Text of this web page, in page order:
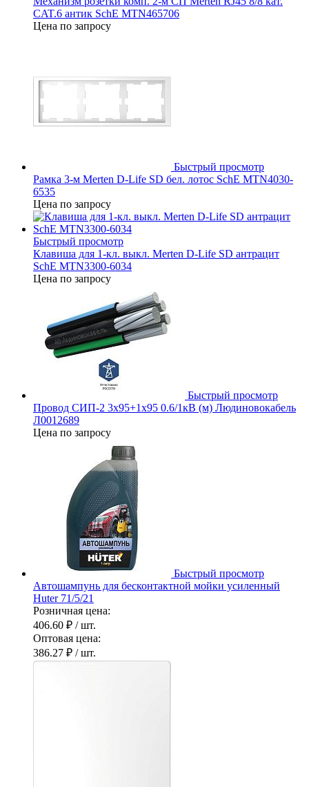
CAT.6 антик SchE MTN465706
Цена по запросу
Быстрый просмотр
Рамка 3-м Merten D-Life SD бел. лотос SchE MTN4030-
6535
Цена по запросу
Быстрый просмотр
Клавиша для 1-кл. выкл. Merten D-Life SD антрацит
SchE MTN3300-6034
Цена по запросу
Быстрый просмотр
Провод СИП-2 3х95+1х95 0.6/1кВ (м) Людиновокабель
Л0012689
Цена по запросу
Быстрый просмотр
Автошампунь для бесконтактной мойки усиленный
Huter 71/5/21
Розничная цена:
406.60 ₽ / шт.
Оптовая цена:
386.27 ₽ / шт.